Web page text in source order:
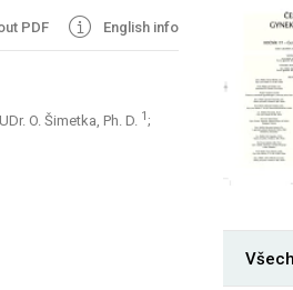
PDF English info
O. Šimetka, Ph. D. 1 ;